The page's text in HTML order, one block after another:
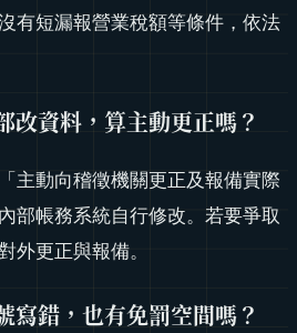
有短漏報營業稅額等條件，依法
改資料，算主動更正嗎？
主動向稽徵機關更正及報備實際
部帳務系統自行修改。若要爭取
外更正與報備。
寫錯，也有免罰空間嗎？